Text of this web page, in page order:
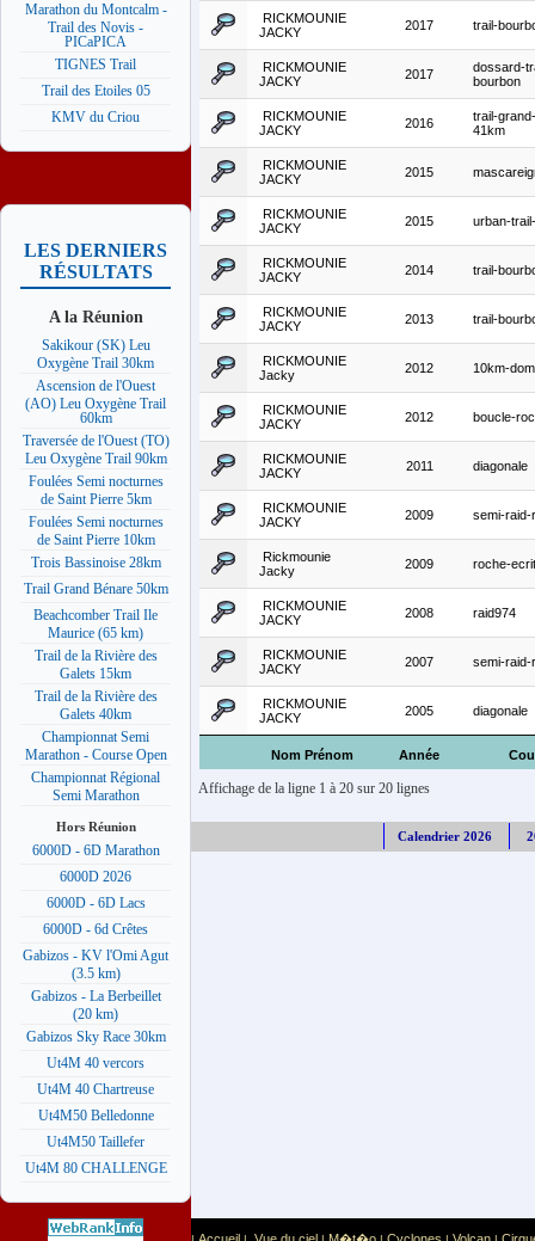
Marathon du Montcalm -
Trail des Novis -
PICaPICA
TIGNES Trail
Trail des Etoiles 05
KMV du Criou
LES DERNIERS
RÉSULTATS
A la Réunion
Sakikour (SK) Leu
Oxygène Trail 30km
Ascension de l'Ouest
(AO) Leu Oxygène Trail
60km
Traversée de l'Ouest (TO)
Leu Oxygène Trail 90km
Foulées Semi nocturnes
de Saint Pierre 5km
Foulées Semi nocturnes
de Saint Pierre 10km
Trois Bassinoise 28km
Trail Grand Bénare 50km
Beachcomber Trail Ile
Maurice (65 km)
Trail de la Rivière des
Galets 15km
Trail de la Rivière des
Galets 40km
Championnat Semi
Marathon - Course Open
Championnat Régional
Semi Marathon
Hors Réunion
6000D - 6D Marathon
6000D 2026
6000D - 6D Lacs
6000D - 6d Crêtes
Gabizos - KV l'Omi Agut
(3.5 km)
Gabizos - La Berbeillet
(20 km)
Gabizos Sky Race 30km
Ut4M 40 vercors
Ut4M 40 Chartreuse
Ut4M50 Belledonne
Ut4M50 Taillefer
Ut4M 80 CHALLENGE
Nom Prénom Année
RICKMOUNIE
JACKY
2017 trail-
RICKMOUNIE
JACKY
2017
dossard-
bourbon
RICKMOUNIE
JACKY
2016
trail-
41km
RICKMOUNIE
JACKY
2015
RICKMOUNIE
JACKY
2015 urban-
RICKMOUNIE
JACKY
2014 trail-
RICKMOUNIE
JACKY
2013 trail-
RICKMOUNIE
Jacky
2012 10km-
RICKMOUNIE
JACKY
2012 boucle-
RICKMOUNIE
JACKY
2011 diagonale
RICKMOUNIE
JACKY
2009 semi-raid-
Rickmounie
Jacky
2009 roche-
RICKMOUNIE
JACKY
2008 raid974
RICKMOUNIE
JACKY
2007 semi-raid-
RICKMOUNIE
JACKY
2005 diagonale
Affichage de la ligne 1 à 20 sur 20 lignes
Calendrier 2026